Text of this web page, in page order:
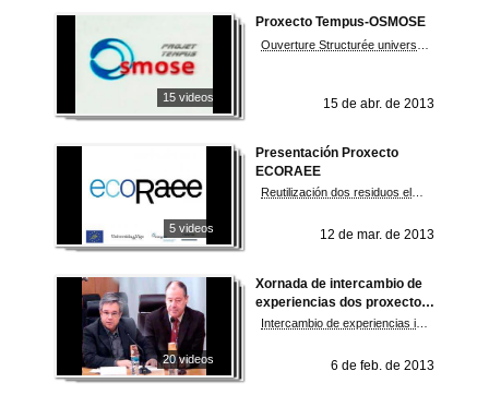
15 videos
Proxecto Tempus-OSMOSE
15 de abr. de 2013
5 videos
Presentación Proxecto
ECORAEE
12 de mar. de 2013
20 videos
Xornada de intercambio de
experiencias dos proxectos
de innovación educativa
6 de feb. de 2013